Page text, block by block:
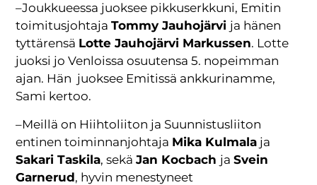
–Joukkueessa juoksee pikkuserkkuni, Emitin
toimitusjohtajaTommy Jauhojärvi ja hänen
tyttärensä Lotte Jauhojärvi Markussen. Lotte
juoksi jo Venloissa osuutensa 5. nopeimman
ajan. Hän juoksee Emitissä ankkurinamme,
Sami kertoo.
–Meillä on Hiihtoliiton ja Suunnistusliiton
entinen toiminnanjohtaja Mika Kulmala ja
Sakari Taskila, sekäJan Kocbach jaSvein
Garnerud, hyvin menestyneet